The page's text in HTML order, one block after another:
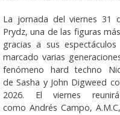
La jornada del viernes 31
Prydz, una de las figuras
gracias a sus
marcado varias
fenómeno hard techno
de Sasha y John Digweed
2026. El viernes
como Andrés Campo,